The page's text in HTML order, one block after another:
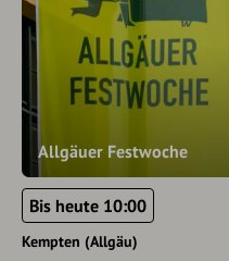
Allgäuer Festwoche
Bis heute 10:00
Kempten (Allgäu)